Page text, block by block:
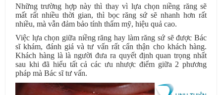
Những trường hợp này thì thay vì lựa chọn niềng răng sẽ
mất rất nhiều thời gian, thì bọc răng sứ sẽ nhanh hơn rất
nhiều, mà vẫn đảm bảo tính thẩm mỹ, hiệu quả cao.
Việc lựa chọn giữa niềng răng hay làm răng sứ sẽ được Bác
sĩ khám, đánh giá và tư vấn rất cẩn thận cho khách hàng.
Khách hàng là là người đưa ra quyết định quan trọng nhất
sau khi đã hiểu tất cả các ưu nhược điểm giữa 2 phương
pháp mà Bác sĩ tư vấn.